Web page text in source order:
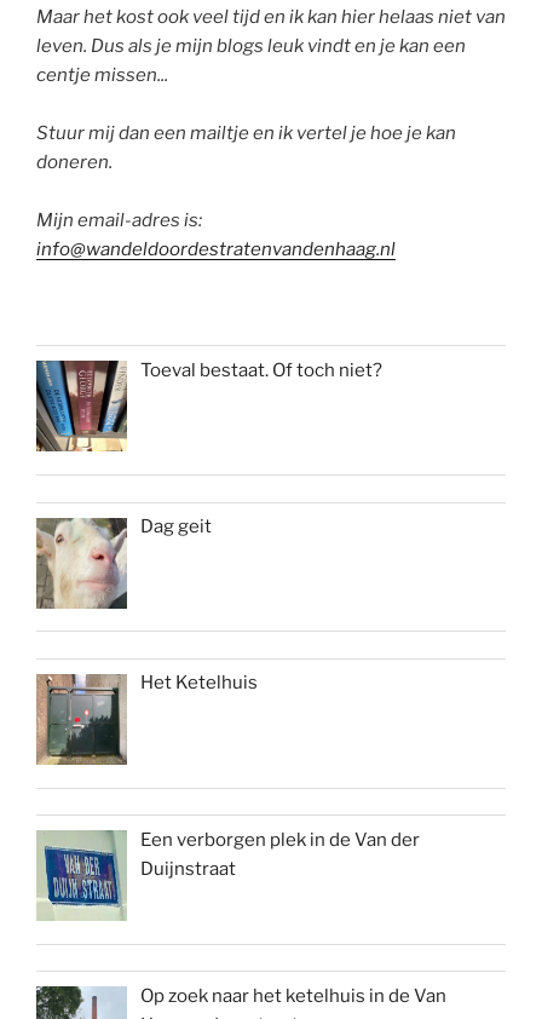
Maar het kost ook veel tijd en ik kan hier helaas niet van
leven. Dus als je mijn blogs leuk vindt en je kan een
centje missen...
Stuur mij dan een mailtje en ik vertel je hoe je kan
doneren.
Mijn email-adres is:
info@wandeldoordestratenvandenhaag.nl
Toeval bestaat. Of toch niet?
Dag geit
Het Ketelhuis
Een verborgen plek in de Van der
Duijnstraat
Op zoek naar het ketelhuis in de Van